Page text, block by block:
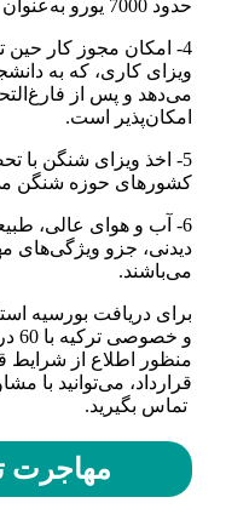
حدود 7000 یورو به‌عنوان کمک هزینه سالانه پرداخت می‌کنند.
4- امکان مجوز کار حین
می‌دهد و پس از
امکان‌پذیر است.
5- اخذ ویزای شنگن با
کشورهای حوزه شنگن
6- آب و هوای عالی،
دیدنی، جزو ویژگی‌های
می‌باشند.
برای دریافت بورسیه
و
منظور اطلاع از شرایط
قرارداد، می‌توانید با
تماس بگیرید.
مهاجرت